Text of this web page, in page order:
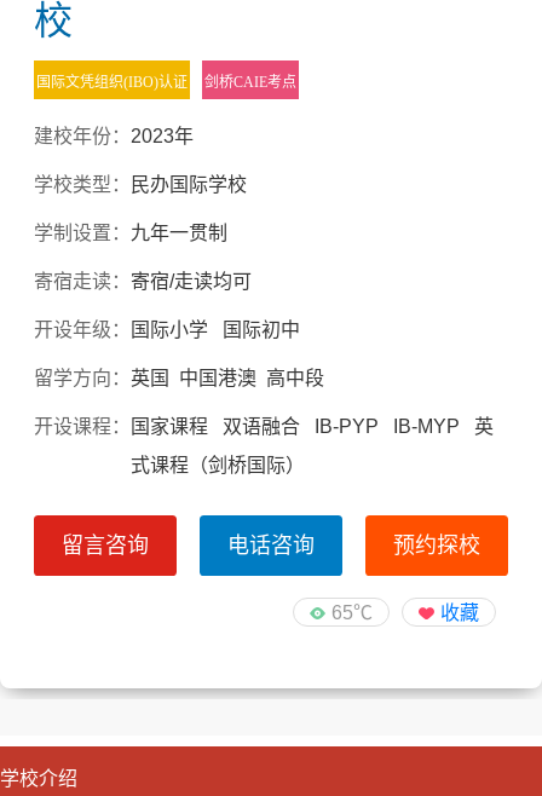
校
国际文凭组织(IBO)认证 剑桥CAIE考点
建校年份： 2023年
学校类型： 民办国际学校
学制设置： 九年一贯制
寄宿走读： 寄宿/走读均可
开设年级： 国际小学 国际初中
留学方向： 英国 中国港澳 高中段
开设课程：
国家课程 双语融合 IB-PYP IB-MYP 英
式课程（剑桥国际）
留言咨询 电话咨询 预约探校
65℃ 收藏
学校介绍